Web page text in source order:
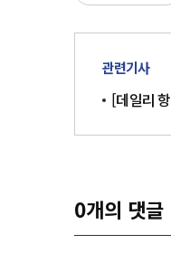
관련기사
[데일리
0개의 댓글